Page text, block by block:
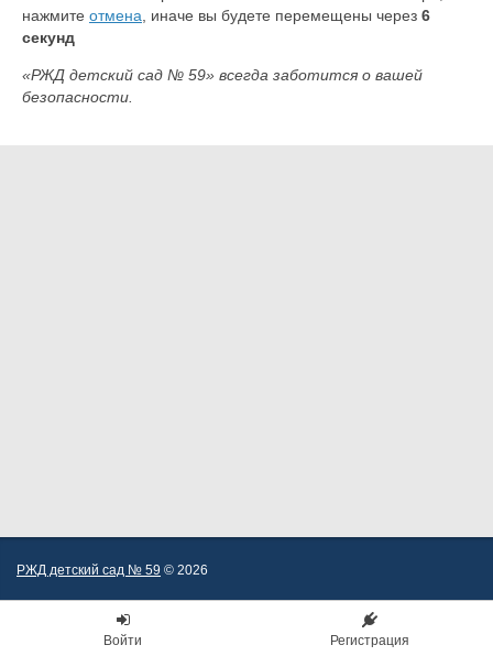
нажмите отмена , иначе вы будете перемещены через 6
секунд
«РЖД детский сад № 59» всегда заботится о вашей
безопасности.
РЖД детский сад № 59 © 2026
Войти Регистрация